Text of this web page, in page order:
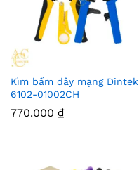
Kìm bấm dây mạng Dintek
6102-01002CH
770.000 ₫